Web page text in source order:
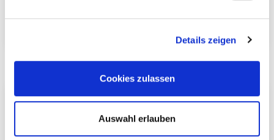
Details zeigen
Cookies zulassen
Auswahl erlauben